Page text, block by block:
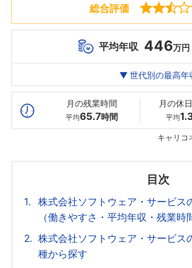
総合評価
平均年収 446万円
最高年収
20代
504万
▼ 世代別の最高年
月の残業時間
平均65.7時間
月の休
平均
キャリコ
目次
株式会社ソフトウェア・サービス
（働きやすさ・平均年収・残業時
株式会社ソフトウェア・サービス
種から探す